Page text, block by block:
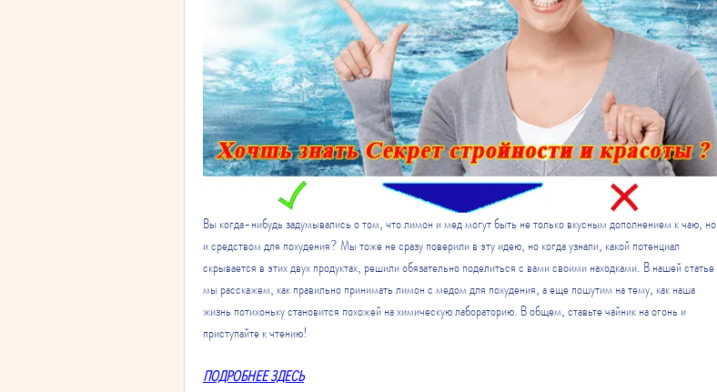
Вы когда-нибудь задумывались о том, что лимон и мед могут быть не только вкусным дополнением к чаю, но
и средством для похудения? Мы тоже не сразу поверили в эту идею, но когда узнали, какой потенциал
скрывается в этих двух продуктах, решили обязательно поделиться с вами своими находками. В нашей статье
мы расскажем, как правильно принимать лимон с медом для похудения, а еще пошутим на тему, как наша
жизнь потихоньку становится похожей на химическую лабораторию. В общем, ставьте чайник на огонь и
приступайте к чтению!
ПОДРОБНЕЕ ЗДЕСЬ